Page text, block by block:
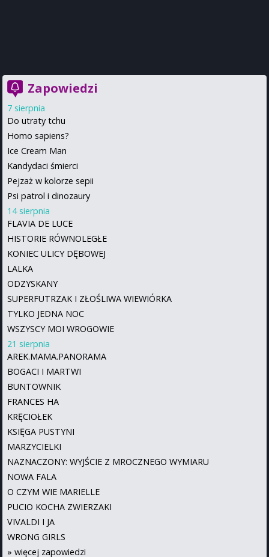
Zapowiedzi
7 sierpnia
Do utraty tchu
Homo sapiens?
Ice Cream Man
Kandydaci śmierci
Pejzaż w kolorze sepii
Psi patrol i dinozaury
14 sierpnia
FLAVIA DE LUCE
HISTORIE RÓWNOLEGŁE
KONIEC ULICY DĘBOWEJ
LALKA
ODZYSKANY
SUPERFUTRZAK I ZŁOŚLIWA WIEWIÓRKA
TYLKO JEDNA NOC
WSZYSCY MOI WROGOWIE
21 sierpnia
AREK.MAMA.PANORAMA
BOGACI I MARTWI
BUNTOWNIK
FRANCES HA
KRĘCIOŁEK
KSIĘGA PUSTYNI
MARZYCIELKI
NAZNACZONY: WYJŚCIE Z MROCZNEGO WYMIARU
NOWA FALA
O CZYM WIE MARIELLE
PUCIO KOCHA ZWIERZAKI
VIVALDI I JA
WRONG GIRLS
» więcej zapowiedzi